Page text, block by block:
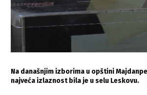
Na današnjim izborima u opštini
najveća izlaznost bila je u selu Leskovu.